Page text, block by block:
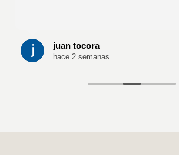
juan tocora
hace 2 semanas